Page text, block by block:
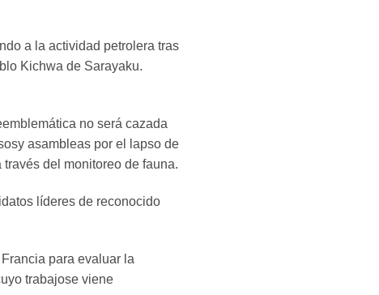
a la actividad petrolera tras
Kichwa de Sarayaku.
no será cazada
asambleas por el lapso de
del monitoreo de fauna.
líderes de reconocido
para evaluar la
trabajose viene